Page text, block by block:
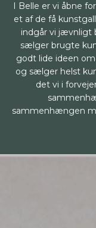
I Belle er vi åbne
et af de få
indgår vi jævnligt
sælger brugte
godt lide ideen
og sælger helst
det vi i
sammenhængen